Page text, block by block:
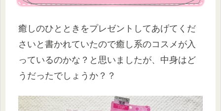
癒しのひとときをプレゼントしてあげてくだ
さいと書かれていたので癒し系のコスメが入
っているのかな？と思いましたが、中身はど
うだったでしょうか？？